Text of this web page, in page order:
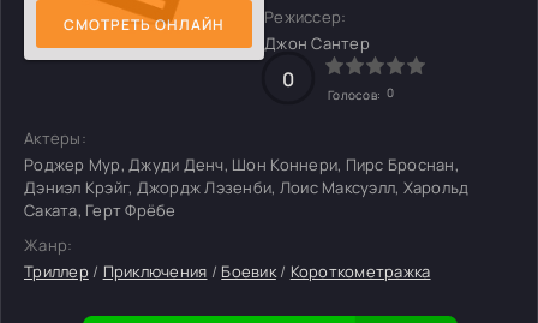
СМОТРЕТЬ ОНЛАЙН
Режиссер:
Джон Сантер
0
Голосов: 0
Актеры:
Роджер Мур, Джуди Денч, Шон Коннери, Пирс Броснан,
Дэниэл Крэйг, Джордж Лэзенби, Лоис Максуэлл, Харольд
Саката, Герт Фрёбе
Жанр:
Триллер/ Приключения / Боевик/ Короткометражка